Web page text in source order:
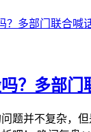
？多部门
题并不复杂，